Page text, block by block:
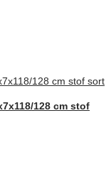
128 cm stof